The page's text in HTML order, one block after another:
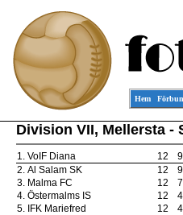
Hem
Division VII, Mellersta -
1. VoIF Diana 12 9
2. Al Salam SK 12 9
3. Malma FC 12 7
4. Östermalms IS 12 4
5. IFK Mariefred 12 4